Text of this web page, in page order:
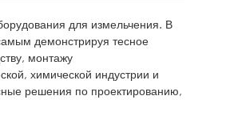
для измельчения. В
демонстрируя тесное
монтажу
химической индустрии и
решения по проектированию,